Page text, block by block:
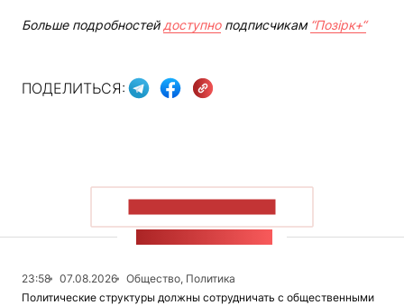
Больше подробностей доступноподписчикам “Позірк+“
ПОДЕЛИТЬСЯ:
23:58 07.08.2026
Общество, Политика
Политические структуры должны сотрудничать с общественными